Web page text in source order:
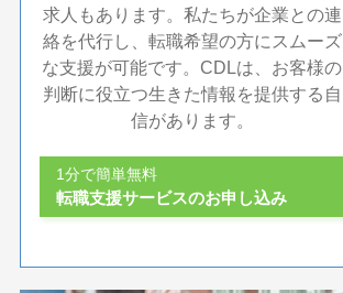
求人もあります。私たちが企業との連
絡を代行し、転職希望の方にスムーズ
な支援が可能です。CDLは、お客様の
判断に役立つ生きた情報を提供する自
信があります。
1分で簡単無料
転職支援サービスのお申し込み